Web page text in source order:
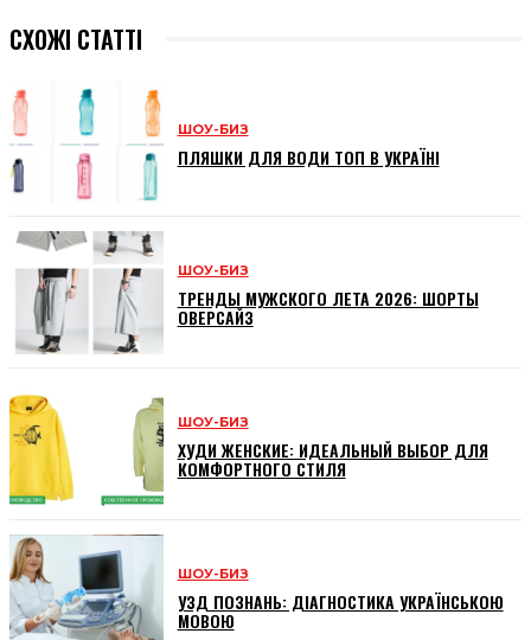
СХОЖІ СТАТТІ
ШОУ-БИЗ
ПЛЯШКИ ДЛЯ ВОДИ ТОП В УКРАЇНІ
ШОУ-БИЗ
ТРЕНДЫ МУЖСКОГО ЛЕТА 2026: ШОРТЫ
ОВЕРСАЙЗ
ШОУ-БИЗ
ХУДИ ЖЕНСКИЕ: ИДЕАЛЬНЫЙ ВЫБОР ДЛЯ
КОМФОРТНОГО СТИЛЯ
ШОУ-БИЗ
УЗД ПОЗНАНЬ: ДІАГНОСТИКА УКРАЇНСЬКОЮ
МОВОЮ